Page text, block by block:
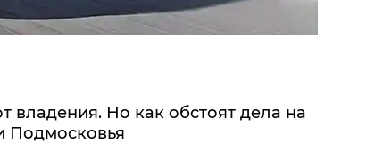
владения. Но как обстоят дела на
Подмосковья